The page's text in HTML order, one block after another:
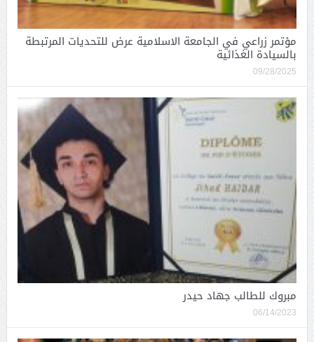
مؤتمر زراعي في الجامعة الاسلامية عرض للتحديات المرتبطة
بالسيادة الغذائية
09/28/2025
مبروك للطالب جهاد حيدر
06/14/2023